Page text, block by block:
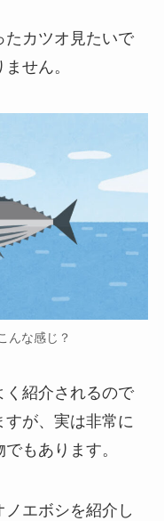
たカツオ見たいで
せん。
んな感じ？
く紹介されるので
が、実は非常に
もあります。
エボシを紹介し